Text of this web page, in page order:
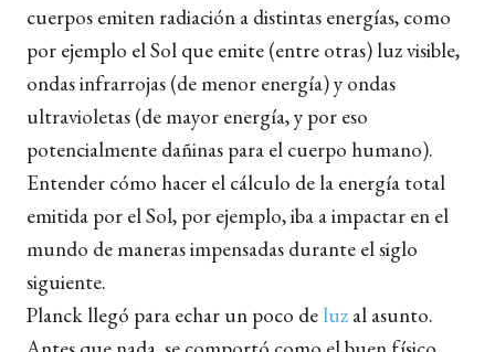
cuerpos emiten radiación a distintas energías, como
por ejemplo el Sol que emite (entre otras) luz visible,
ondas infrarrojas (de menor energía) y ondas
ultravioletas (de mayor energía, y por eso
potencialmente dañinas para el cuerpo humano).
Entender cómo hacer el cálculo de la energía total
emitida por el Sol, por ejemplo, iba a impactar en el
mundo de maneras impensadas durante el siglo
siguiente.
Planck llegó para echar un poco de luz al asunto.